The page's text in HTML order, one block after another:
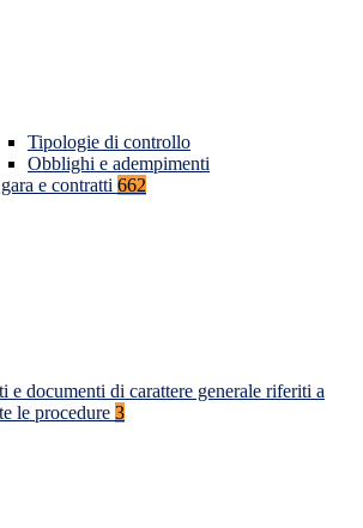
Tipologie di controllo
Obblighi e adempimenti
e contratti 662
e documenti di carattere generale riferiti a
le procedure 3